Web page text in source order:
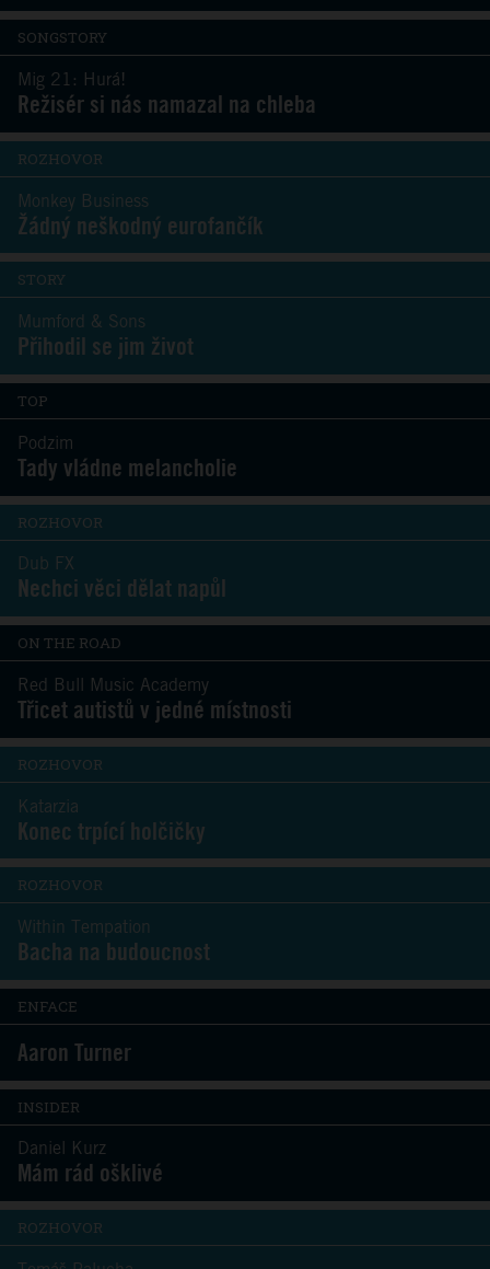
SONGSTORY
Mig 21: Hurá!
Režisér si nás namazal na chleba
ROZHOVOR
Monkey Business
Žádný neškodný eurofančík
STORY
Mumford & Sons
Přihodil se jim život
TOP
Podzim
Tady vládne melancholie
ROZHOVOR
Dub FX
Nechci věci dělat napůl
ON THE ROAD
Red Bull Music Academy
Třicet autistů v jedné místnosti
ROZHOVOR
Katarzia
Konec trpící holčičky
ROZHOVOR
Within Tempation
Bacha na budoucnost
ENFACE
Aaron Turner
INSIDER
Daniel Kurz
Mám rád ošklivé
ROZHOVOR